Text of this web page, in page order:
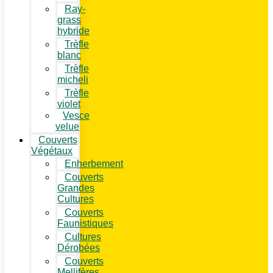
Ray-
grass
hybride
Trèfle
blanc
Trèfle
micheli
Trèfle
violet
Vesce
velue
Couverts
Végétaux
Enherbement
Couverts
Grandes
Cultures
Couverts
Faunistiques
Cultures
Dérobées
Couverts